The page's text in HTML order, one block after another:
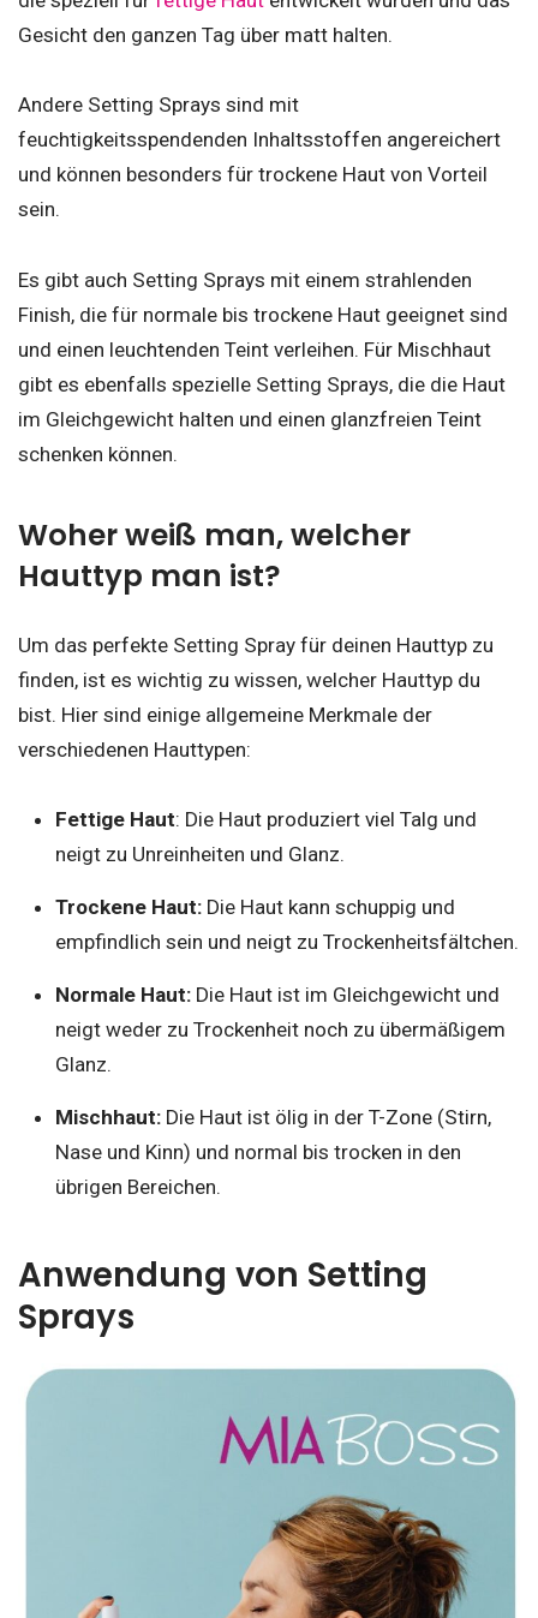
Gesicht den ganzen Tag über matt halten.
Andere Setting Sprays sind mit
feuchtigkeitsspendenden Inhaltsstoffen angereichert
und können besonders für trockene Haut von Vorteil
sein.
Es gibt auch Setting Sprays mit einem strahlenden
Finish, die für normale bis trockene Haut geeignet sind
und einen leuchtenden Teint verleihen. Für Mischhaut
gibt es ebenfalls spezielle Setting Sprays, die die Haut
im Gleichgewicht halten und einen glanzfreien Teint
schenken können.
Woher weiß man, welcher
Hauttyp man ist?
Um das perfekte Setting Spray für deinen Hauttyp zu
finden, ist es wichtig zu wissen, welcher Hauttyp du
bist. Hier sind einige allgemeine Merkmale der
verschiedenen Hauttypen:
Fettige Haut: Die Haut produziert viel Talg und
neigt zu Unreinheiten und Glanz.
Trockene Haut:Die Haut kann schuppig und
empfindlich sein und neigt zu Trockenheitsfältchen.
Normale Haut:Die Haut ist im Gleichgewicht und
neigt weder zu Trockenheit noch zu übermäßigem
Glanz.
Mischhaut:Die Haut ist ölig in der T-Zone (Stirn,
Nase und Kinn) und normal bis trocken in den
übrigen Bereichen.
Anwendung von Setting
Sprays